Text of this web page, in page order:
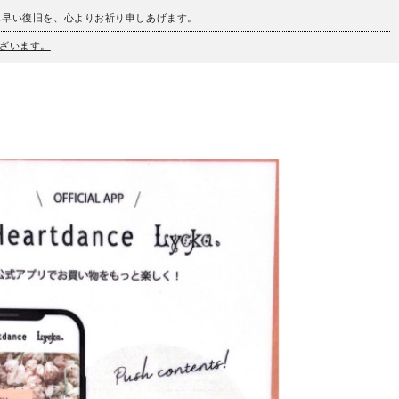
い復旧を、心よりお祈り申しあげます。
います。